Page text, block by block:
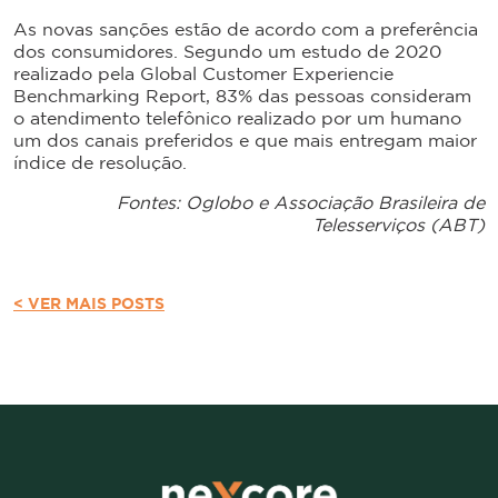
As novas sanções estão de acordo com a preferência
dos consumidores. Segundo um estudo de 2020
realizado pela Global Customer Experiencie
Benchmarking Report, 83% das pessoas consideram
o atendimento telefônico realizado por um humano
um dos canais preferidos e que mais entregam maior
índice de resolução.
Fontes: Oglobo e Associação Brasileira de
Telesserviços (ABT)
< VER MAIS POSTS